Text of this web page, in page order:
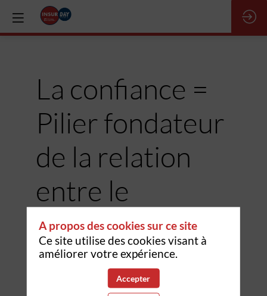
La confiance =
Pilier fondateur
de la relation
entre le
consommateur
et le courtier de
A propos des cookies sur ce site
Ce site utilise des cookies visant à
améliorer votre expérience.
Accepter